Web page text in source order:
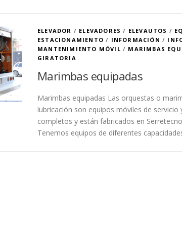
ELEVADOR / ELEVADORES / ELEVAUTOS /
ESTACIONAMIENTO / INFORMACIÓN /
MANTENIMIENTO MÓVIL / MARIMBAS
GIRATORIA
Marimbas equipadas
Marimbas equipadas Las orquestas o
lubricación son equipos móviles de
completos y están fabricados en
Tenemos equipos de diferentes